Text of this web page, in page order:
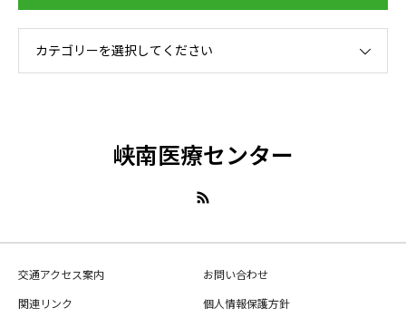
カテゴリーを選択してください
峡南医療センター
交通アクセス案内
お問い合わせ
関連リンク
個人情報保護方針